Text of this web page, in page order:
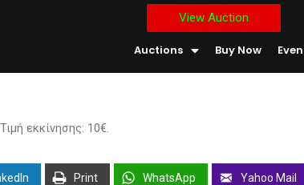
View Auction
Auctions Buy Now
εκκίνησης: 10€.
Print WhatsApp Yahoo Mail